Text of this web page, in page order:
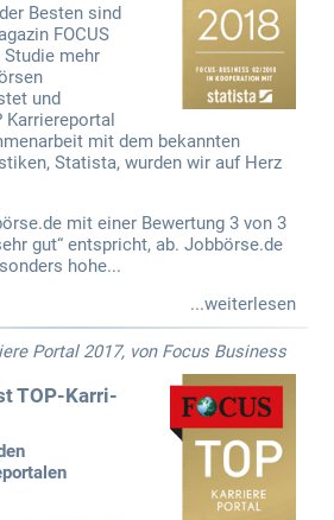
Besten sind
FOCUS
Studie mehr
und
Karriereportal
mit dem bekannten
Statista, wurden wir auf Herz
mit einer Bewertung 3 von 3
gut“ entspricht, ab. Jobbörse.de
hohe...
...weiterlesen
Portal 2017, von Focus Business
TOP-Karri­